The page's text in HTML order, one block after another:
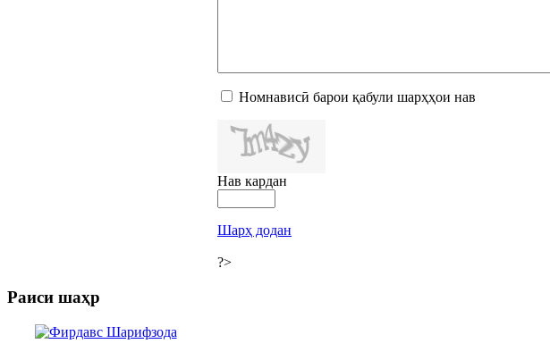
Номнависӣ барои қабули шарҳҳои нав
Нав кардан
Шарҳ додан
?>
Раиси шаҳр